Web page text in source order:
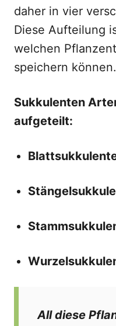
daher in vier
Diese Aufteilung
welchen
speichern können.
Sukkulenten
aufgeteilt:
All diese